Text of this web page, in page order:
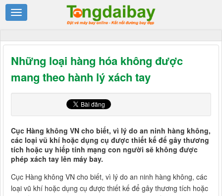
Những loại hàng hóa không được
mang theo hành lý xách tay
Cục Hàng không VN cho biết, vì lý do an ninh hàng không,
các loại vũ khí hoặc dụng cụ được thiết kế để gây thương
tích hoặc uy hiếp tính mạng con người sẽ không được
phép xách tay lên máy bay.
Cục Hàng không VN cho biết, vì lý do an ninh hàng không, các
loại vũ khí hoặc dụng cụ được thiết kế để gây thương tích hoặc